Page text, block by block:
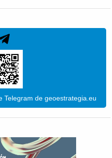
Telegram de geoestrategia.eu